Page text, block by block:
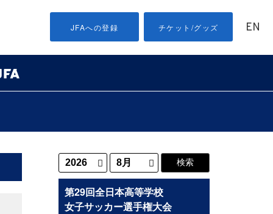
JFAへの登録 チケット/グッズ EN
第29回全日本高等学校
女子サッカー選手権大会